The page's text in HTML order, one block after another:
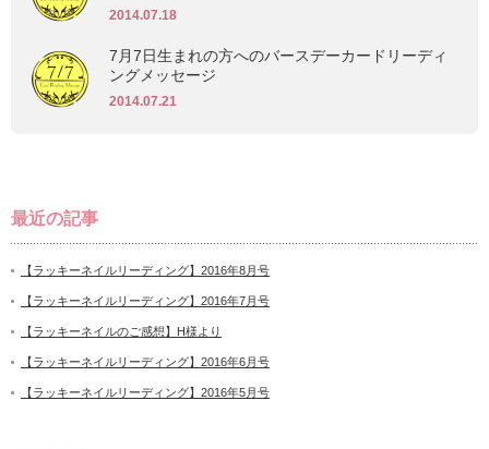
2014.07.18
7月7日生まれの方へのバースデーカードリーディ
ングメッセージ
2014.07.21
最近の記事
【ラッキーネイルリーディング】2016年8月号
【ラッキーネイルリーディング】2016年7月号
【ラッキーネイルのご感想】H様より
【ラッキーネイルリーディング】2016年6月号
【ラッキーネイルリーディング】2016年5月号